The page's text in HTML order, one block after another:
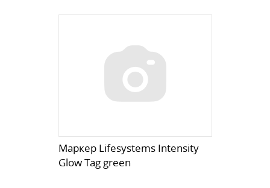
Mаркер Lifesystems Intensity
Glow Tag green